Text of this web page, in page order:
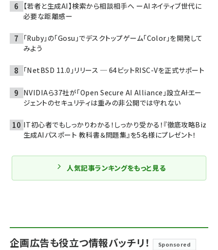
【若者と生成AI】検索から相談相手へ ーAIネイティブ世代に
必要な距離感ー
「Ruby」の「Gosu」でデスクトップゲーム「Color」を開発して
みよう
「NetBSD 11.0」リリース ─ 64ビットRISC-Vを正式サポート
NVIDIAら37社が「Open Secure AI Alliance」設立――AIエー
ジェントのセキュリティは重みの非公開では守れない
IT初心者でもしっかりわかる！しっかり受かる！『徹底攻略Biz
生成AIパスポート 教科書＆問題集』を5名様にプレゼント！
人気記事ランキングをもっと見る
企画広告も役立つ情報バッチリ！ Sponsored